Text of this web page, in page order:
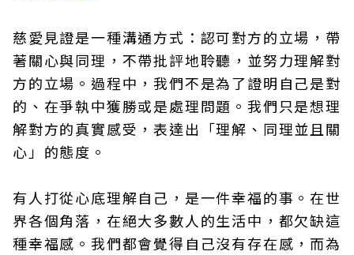
慈愛見證是一種溝通方式：認可對方的立場，帶
著關心與同理，不帶批評地聆聽，並努力理解對
方的立場。過程中，我們不是為了證明自己是對
的、在爭執中獲勝或是處理問題。我們只是想理
解對方的真實感受，表達出「理解、同理並且關
心」的態度。
有人打從心底理解自己，是一件幸福的事。在世
界各個角落，在絕大多數人的生活中，都欠缺這
種幸福感。我們都會覺得自己沒有存在感，而為